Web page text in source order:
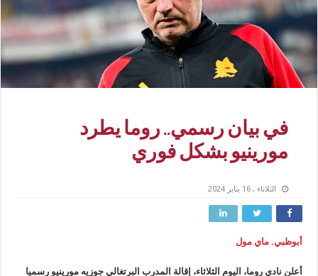
في بيان رسمي.. روما يطرد
مورينيو بشكل فوري
الثلاثاء , 16 يناير 2024
أبوظبي. ماي مول
أعلن نادي روما، اليوم الثلاثاء، إقالة المدرب البرتغالي جوزيه مورينيو رسميا